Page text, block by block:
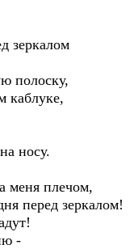
зеркалом
полоску,
каблуке,
носу.
меня плечом,
перед зеркалом!
-